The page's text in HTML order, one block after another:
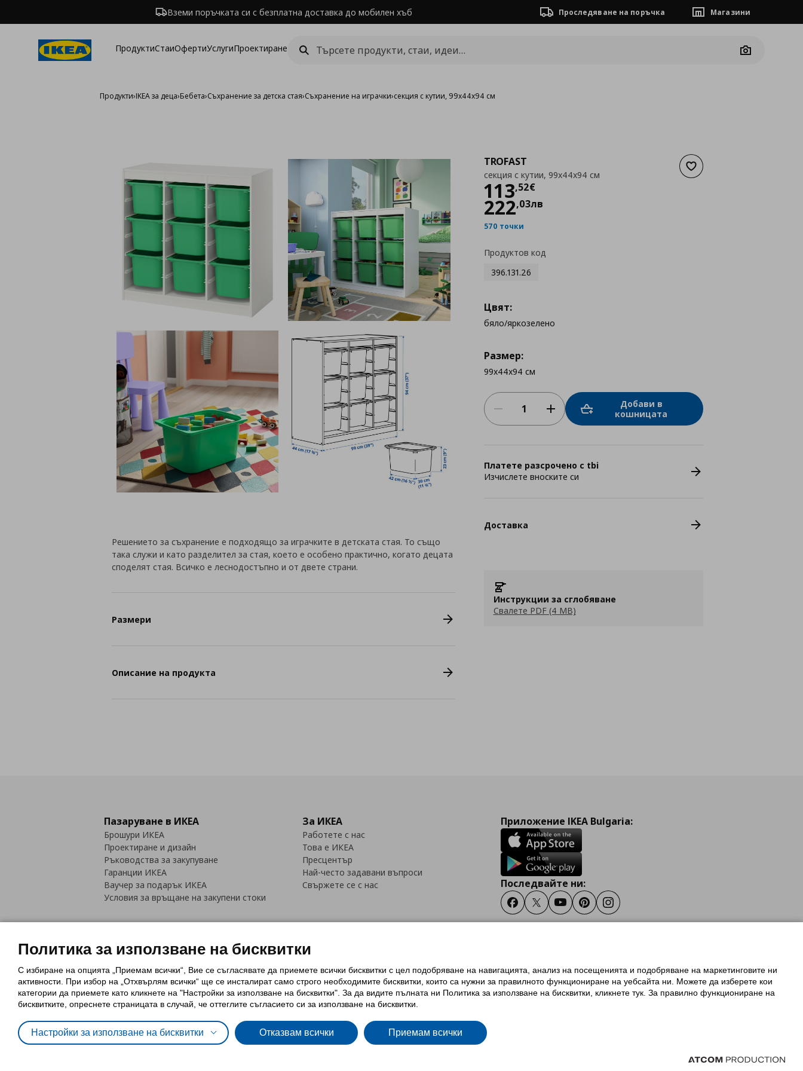
Вземи поръчката си с безплатна доставка до мобилен хъб Проследяване на поръчка Магазини
ПродуктиСтаиОфертиУслугиПроектиране
Camera
Продукти›IKEA за деца›Бебета›Съхранение за детска стая›Съхранение на играчки›секция с кутии, 99x44x94 см
Добави към списъка с
TROFAST
секция с кутии, 99x44x94 см
113,52€
Цена
222,03лв
570 точки
Продуктов код
396.131.26
Цвят:
бяло/яркозелено
Размер:
99x44x94 см
Добави в
кошницата
Платете разсрочено с tbi
Изчислете вноските си
Доставка
Инструкции за сглобяване
Свалете PDF (4 MB)
Решението за съхранение е подходящо за играчките в детската стая. То също
така служи и като разделител за стая, което е особено практично, когато децата
споделят стая. Всичко е леснодостъпно и от двете страни.
Размери
Описание на продукта
Пазаруване в ИКЕА
Брошури ИКЕА
Проектиране и дизайн
Ръководства за закупуване
Гаранции ИКЕА
Ваучер за подарък ИКЕА
Условия за връщане на закупени стоки
За ИКЕА
Работете с нас
Това е ИКЕА
Пресцентър
Най-често задавани въпроси
Свържете се с нас
Приложение IKEA Bulgaria:
Последвайте ни:
FacebookTwitterYoutubePinterestInstagram
Политика за използване на бисквитки (Cookies)Избор на настройки за използване на бисквиткиУсловия за ползване на ikea.bg
Обща политика за личните данни
Политика за защита на личните данни на ikea.bg
Общи условия на програма IKEA Family
Политика за защита на лични данни на програма IKEA Family
Политика за използване на бисквитки
С избиране на опцията „Приемам всички“, Вие се съгласявате да приемете всички бисквитки с цел подобряване на навигацията, анализ на посещенията и подобряване на маркетинговите ни
активности. При избор на „Отхвърлям всички“ ще се инсталират само строго необходимитe бисквитки, които са нужни за правилното функциониране на уебсайта ни. Можете да изберете кои
категории да приемете като кликнете на "Настройки за използване на бисквитки". За да видите пълната ни Политика за използване на бисквитки, кликнете тук. За правилно функциониране на
бисквитките, опреснете страницата в случай, че оттеглите съгласието си за използване на бисквитки.
Настройки за използване на бисквитки Отказвам всички Приемам всички